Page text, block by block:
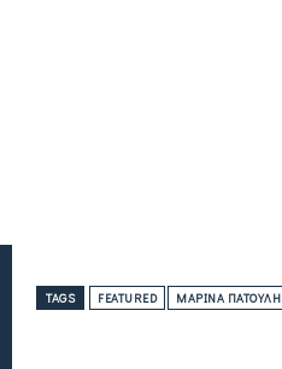
TAGS FEATURED ΜΑΡΊΝΑ ΠΑΤΟΎΛΗ